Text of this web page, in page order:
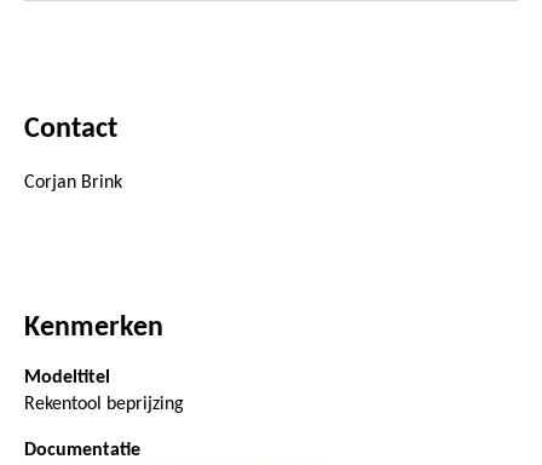
Contact
Corjan Brink
Kenmerken
Modeltitel
Rekentool beprijzing
Documentatie